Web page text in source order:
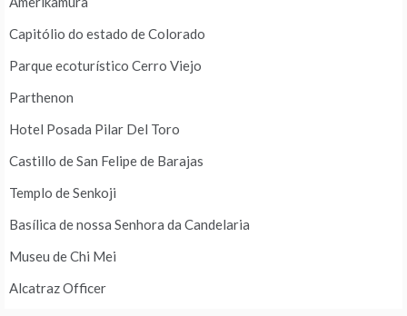
Capitólio do estado de Colorado
Parque ecoturístico Cerro Viejo
Parthenon
Hotel Posada Pilar Del Toro
Castillo de San Felipe de Barajas
Templo de Senkoji
Basílica de nossa Senhora da Candelaria
Museu de Chi Mei
Alcatraz Officer